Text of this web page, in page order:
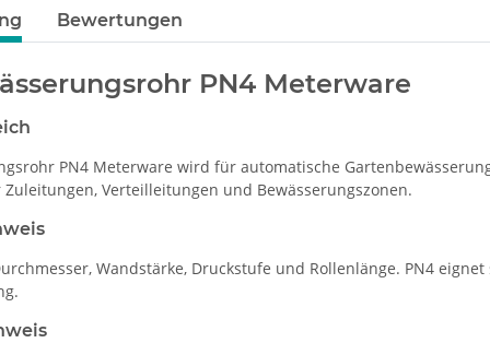
Bewertungen
PN4 Meterware
PN4 Meterware wird für automatische
Verteilleitungen und Bewässerungszonen.
Wandstärke, Druckstufe und Rollenlänge. PN4